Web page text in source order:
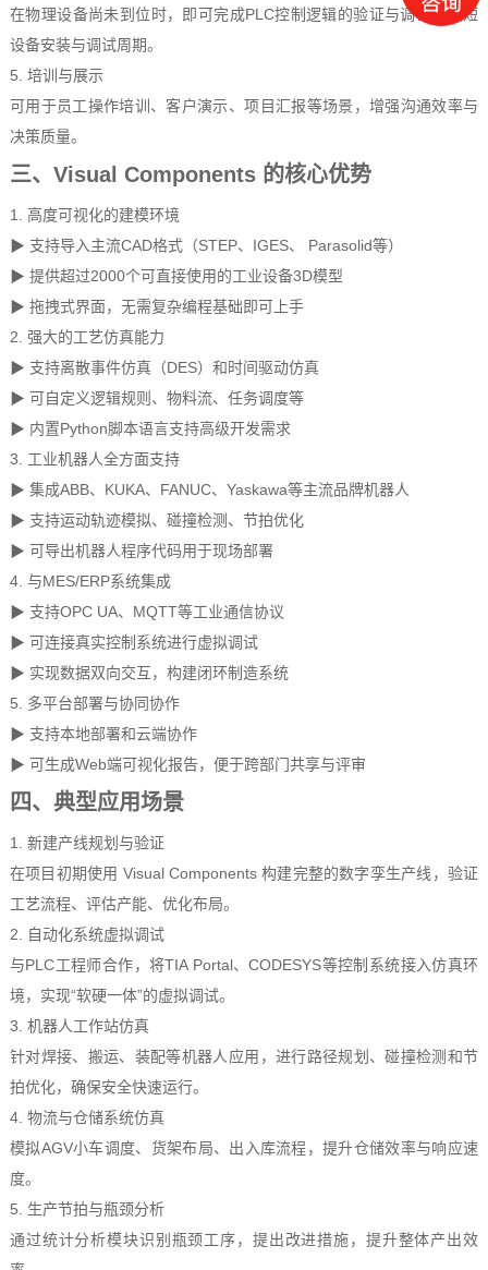
在物理设备尚未到位时，即可完成PLC控制逻辑的验证与调试，缩短
设备安装与调试周期。
5. 培训与展示
可用于员工操作培训、客户演示、项目汇报等场景，增强沟通效率与
决策质量。
三、Visual Components 的核心优势
1. 高度可视化的建模环境
▶ 支持导入主流CAD格式（STEP、IGES、 Parasolid等）
▶ 提供超过2000个可直接使用的工业设备3D模型
▶ 拖拽式界面，无需复杂编程基础即可上手
2. 强大的工艺仿真能力
▶ 支持离散事件仿真（DES）和时间驱动仿真
▶ 可自定义逻辑规则、物料流、任务调度等
▶ 内置Python脚本语言支持高级开发需求
3. 工业机器人全方面支持
▶ 集成ABB、KUKA、FANUC、Yaskawa等主流品牌机器人
▶ 支持运动轨迹模拟、碰撞检测、节拍优化
▶ 可导出机器人程序代码用于现场部署
4. 与MES/ERP系统集成
▶ 支持OPC UA、MQTT等工业通信协议
▶ 可连接真实控制系统进行虚拟调试
▶ 实现数据双向交互，构建闭环制造系统
5. 多平台部署与协同协作
▶ 支持本地部署和云端协作
▶ 可生成Web端可视化报告，便于跨部门共享与评审
四、典型应用场景
1. 新建产线规划与验证
在项目初期使用 Visual Components 构建完整的数字孪生产线，验证
工艺流程、评估产能、优化布局。
2. 自动化系统虚拟调试
与PLC工程师合作，将TIA Portal、CODESYS等控制系统接入仿真环
境，实现“软硬一体”的虚拟调试。
3. 机器人工作站仿真
针对焊接、搬运、装配等机器人应用，进行路径规划、碰撞检测和节
拍优化，确保安全快速运行。
4. 物流与仓储系统仿真
模拟AGV小车调度、货架布局、出入库流程，提升仓储效率与响应速
度。
5. 生产节拍与瓶颈分析
通过统计分析模块识别瓶颈工序，提出改进措施，提升整体产出效